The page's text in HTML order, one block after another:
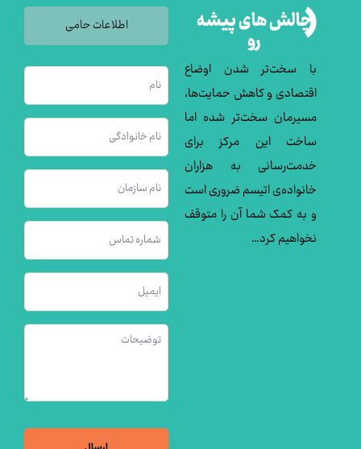
چالش های پیشه
رو
با سخت‌تر شدن اوضاع
اقتصادی و کاهش حمایت‌ها،
مسیرمان سخت‌تر شده اما
ساخت این مرکز برای
خدمت‌رسانی به هزاران
خانواده‌ی اتیسم ضروری است
و به کمک شما آن را متوقف
نخواهیم کرد…
اطلاعات حامی
نام
نام
خانوادگی
(ضروری)
نام
سازمان
(ضروری)
شماره
تماس
(ضروری)
ایمیل
توضیحات